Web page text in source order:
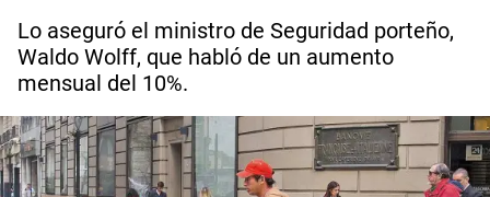
Lo aseguró el ministro de Seguridad porteño,
Waldo Wolff, que habló de un aumento
mensual del 10%.